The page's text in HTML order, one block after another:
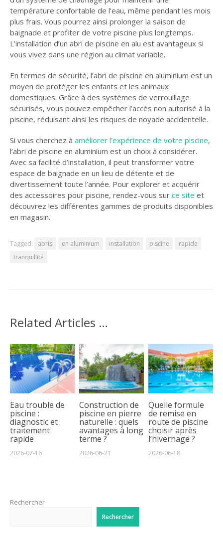
température confortable de l’eau, même pendant les mois
plus frais. Vous pourrez ainsi prolonger la saison de
baignade et profiter de votre piscine plus longtemps.
L’installation d’un abri de piscine en alu est avantageux si
vous vivez dans une région au climat variable.
En termes de sécurité, l’abri de piscine en aluminium est un
moyen de protéger les enfants et les animaux
domestiques. Grâce à des systèmes de verrouillage
sécurisés, vous pouvez empêcher l’accès non autorisé à la
piscine, réduisant ainsi les risques de noyade accidentelle.
Si vous cherchez à améliorer l’expérience de votre piscine,
l’abri de piscine en aluminium est un choix à considérer.
Avec sa facilité d’installation, il peut transformer votre
espace de baignade en un lieu de détente et de
divertissement toute l’année. Pour explorer et acquérir
des accessoires pour piscine, rendez-vous sur ce site et
découvrez les différentes gammes de produits disponibles
en magasin.
Tagged: abris en aluminium installation piscine
rapide
tranquillité
Related Articles …
Eau trouble de
piscine :
diagnostic et
traitement
rapide
2026-07-16
Construction de
piscine en pierre
naturelle : quels
avantages à long
terme ?
2026-06-21
Quelle formule
de remise en
route de piscine
choisir après
l’hivernage ?
2026-06-18
Rechercher
Rechercher